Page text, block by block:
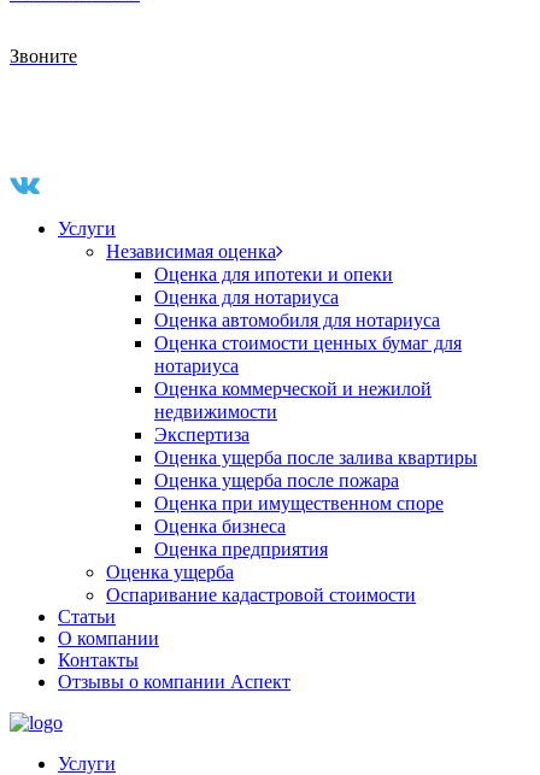
Звоните
Услуги
Независимая оценка
Оценка для ипотеки и опеки
Оценка для нотариуса
Оценка автомобиля для нотариуса
Оценка стоимости ценных бумаг для
нотариуса
Оценка коммерческой и нежилой
недвижимости
Экспертиза
Оценка ущерба после залива квартиры
Оценка ущерба после пожара
Оценка при имущественном споре
Оценка бизнеса
Оценка предприятия
Оценка ущерба
Оспаривание кадастровой стоимости
Статьи
О компании
Контакты
Отзывы о компании Аспект
Услуги